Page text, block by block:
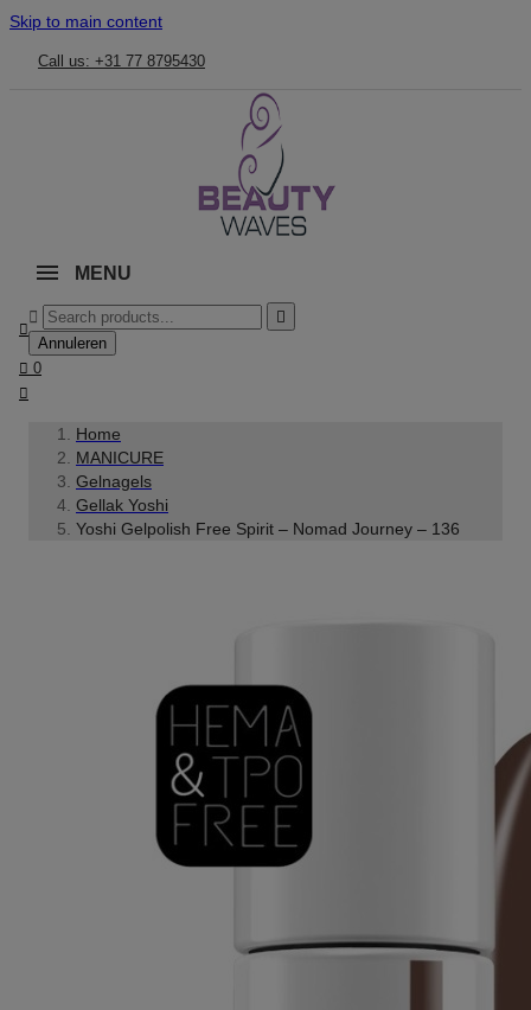
Skip to main content
Call us: +31 77 8795430
MENU



Annuleren
 0

Home
MANICURE
Gelnagels
Gellak Yoshi
Yoshi Gelpolish Free Spirit – Nomad Journey – 136